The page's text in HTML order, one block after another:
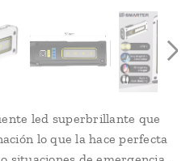
led superbrillante que
lo que la hace perfecta